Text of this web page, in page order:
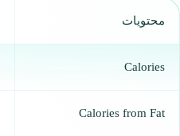
محتویات
Calories
Calories from Fat